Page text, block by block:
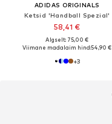
ADIDAS ORIGINALS
Ketsid 'Handball Spezial'
58,41 €
Algselt: 75,00 €
Viimane madalaim hind:54,90 €
+3